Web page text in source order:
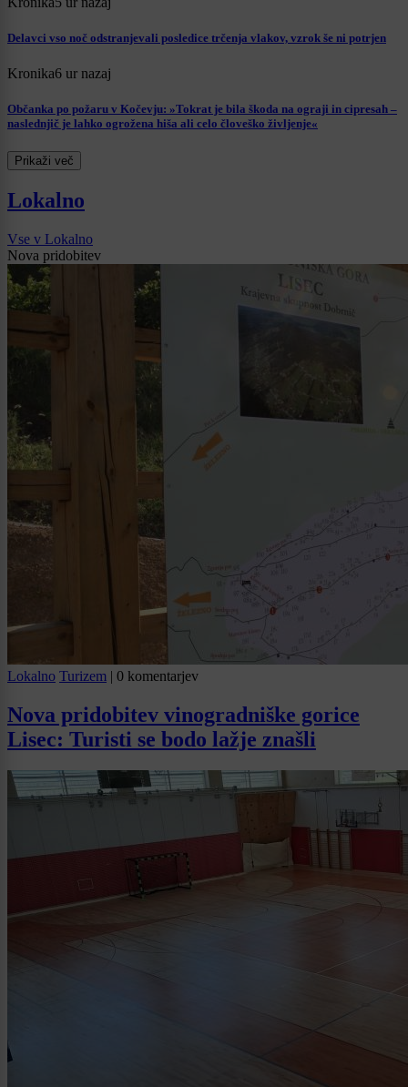
Delavci vso noč odstranjevali posledice trčenja vlakov, vzrok še ni potrjen
Kronika6 ur nazaj
Občanka po požaru v Kočevju: »Tokrat je bila škoda na ograji in cipresah –
naslednjič je lahko ogrožena hiša ali celo človeško življenje«
Prikaži več
Lokalno
Vse v Lokalno
Nova pridobitev
Lokalno Turizem | 0 komentarjev
Nova pridobitev vinogradniške gorice
Lisec: Turisti se bodo lažje znašli